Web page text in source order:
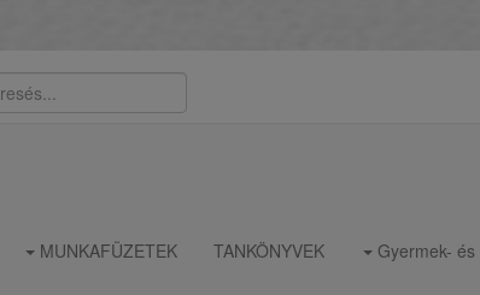
MUNKAFÜZETEK TANKÖNYVEK Gyermek-